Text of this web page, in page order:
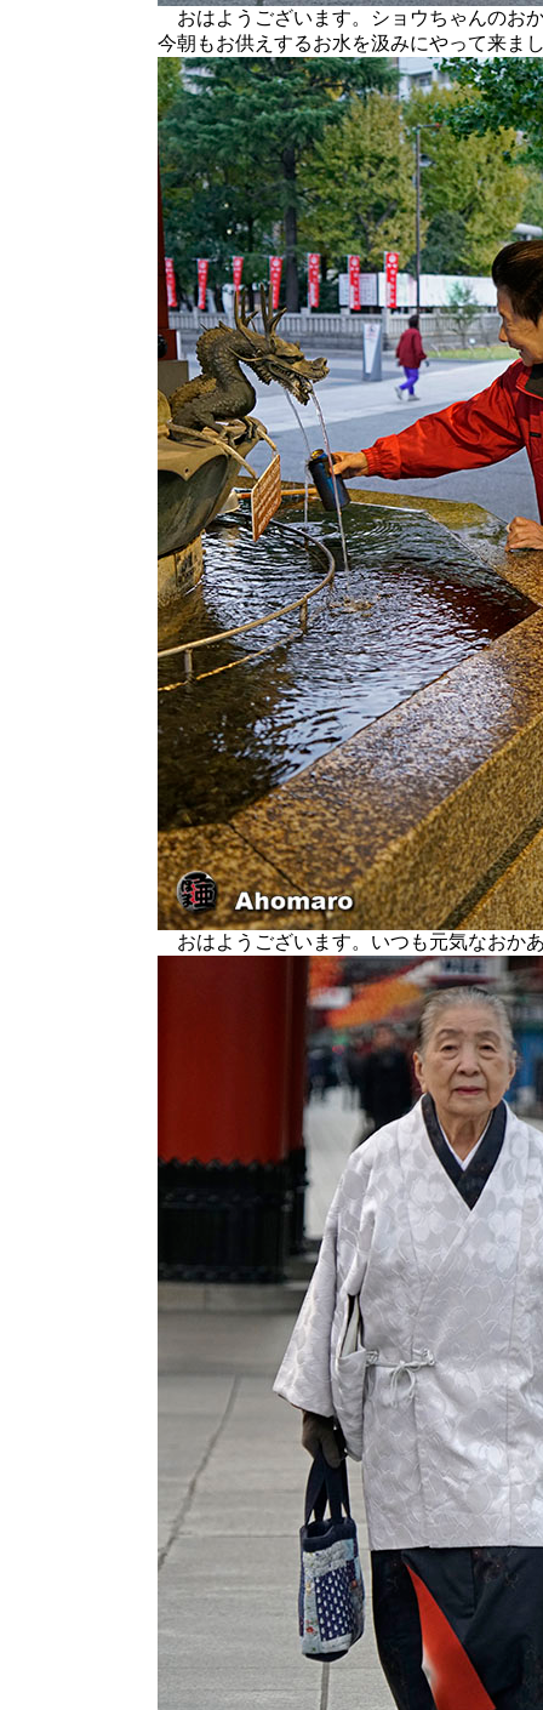
おはようございます。ショウちゃんのお
今朝もお供えするお水を汲みにやって来ま
おはようございます。いつも元気なおか